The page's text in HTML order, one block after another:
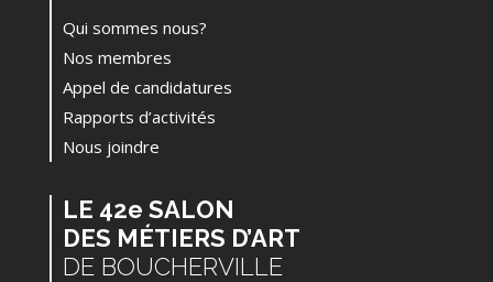
Qui sommes nous?
Nos membres
Appel de candidatures
Rapports d’activités
Nous joindre
LE 42e SALON
DES MÉTIERS D’ART
DE BOUCHERVILLE